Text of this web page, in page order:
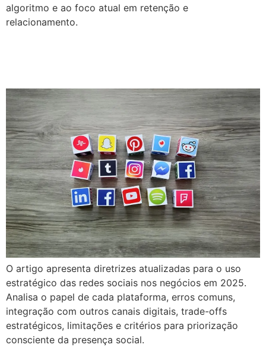
algoritmo e ao foco atual em retenção e
relacionamento.
O artigo apresenta diretrizes atualizadas para o uso
estratégico das redes sociais nos negócios em 2025.
Analisa o papel de cada plataforma, erros comuns,
integração com outros canais digitais, trade-offs
estratégicos, limitações e critérios para priorização
consciente da presença social.